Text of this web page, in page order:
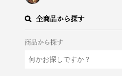
全商品から探す
商品から探す